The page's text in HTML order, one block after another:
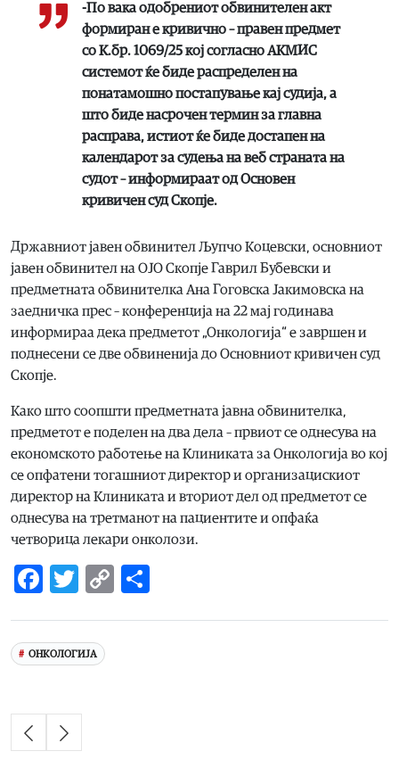
-По вака одобрениот обвинителен акт
формиран е кривично – правен предмет
со К.бр. 1069/25 кој согласно АКМИС
системот ќе биде распределен на
понатамошно постапување кај судија, а
што биде насрочен термин за главна
расправа, истиот ќе биде достапен на
календарот за судења на веб страната на
судот – информираат од Основен
кривичен суд Скопје.
Државниот јавен обвинител Љупчо Коцевски, основниот
јавен обвинител на ОЈО Скопје Гаврил Бубевски и
предметната обвинителка Ана Гоговска Јакимовска на
заедничка прес – конференција на 22 мај годинава
информираа дека предметот „Онкологија“ е завршен и
поднесени се две обвиненија до Основниот кривичен суд
Скопје.
Како што соопшти предметната јавна обвинителка,
предметот е поделен на два дела – првиот се однесува на
економското работење на Клиниката за Онкологија во кој
се опфатени тогашниот директор и организацискиот
директор на Клиниката и вториот дел од предметот се
однесува на третманот на пациентите и опфаќа
четворица лекари онколози.
Facebook
Twitter
Copy
ОНКОЛОГИЈА